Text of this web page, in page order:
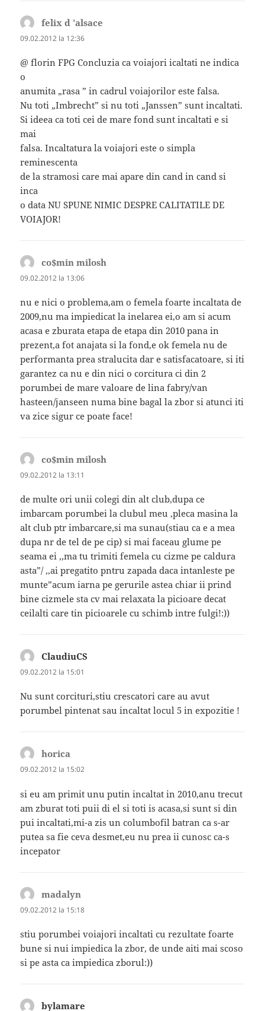
felix d 'alsace
09.02.2012 la 12:36
@ florin FPG Concluzia ca voiajori icaltati ne indica
o
anumita „rasa ” in cadrul voiajorilor este falsa.
Nu toti „Imbrecht” si nu toti „Janssen” sunt incaltati.
Si ideea ca toti cei de mare fond sunt incaltati e si
mai
falsa. Incaltatura la voiajori este o simpla
reminescenta
de la stramosi care mai apare din cand in cand si
inca
o data NU SPUNE NIMIC DESPRE CALITATILE DE
VOIAJOR!
co$min milosh
09.02.2012 la 13:06
nu e nici o problema,am o femela foarte incaltata de
2009,nu ma impiedicat la inelarea ei,o am si acum
acasa e zburata etapa de etapa din 2010 pana in
prezent,a fot anajata si la fond,e ok femela nu de
performanta prea stralucita dar e satisfacatoare, si iti
garantez ca nu e din nici o corcitura ci din 2
porumbei de mare valoare de lina fabry/van
hasteen/janseen numa bine bagal la zbor si atunci iti
va zice sigur ce poate face!
co$min milosh
09.02.2012 la 13:11
de multe ori unii colegi din alt club,dupa ce
imbarcam porumbei la clubul meu ,pleca masina la
alt club ptr imbarcare,si ma sunau(stiau ca e a mea
dupa nr de tel de pe cip) si mai faceau glume pe
seama ei ,,ma tu trimiti femela cu cizme pe caldura
asta”/ ,,ai pregatito pntru zapada daca intanleste pe
munte”acum iarna pe gerurile astea chiar ii prind
bine cizmele sta cv mai relaxata la picioare decat
ceilalti care tin picioarele cu schimb intre fulgi!:))
ClaudiuCS
09.02.2012 la 15:01
Nu sunt corcituri,stiu crescatori care au avut
porumbel pintenat sau incaltat locul 5 in expozitie !
horica
09.02.2012 la 15:02
si eu am primit unu putin incaltat in 2010,anu trecut
am zburat toti puii di el si toti is acasa,si sunt si din
pui incaltati,mi-a zis un columbofil batran ca s-ar
putea sa fie ceva desmet,eu nu prea ii cunosc ca-s
incepator
madalyn
09.02.2012 la 15:18
stiu porumbei voiajori incaltati cu rezultate foarte
bune si nui impiedica la zbor, de unde aiti mai scoso
si pe asta ca impiedica zborul:))
bylamare